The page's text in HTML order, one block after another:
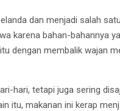
dan menjadi salah
karena bahan-bahannya
dengan membalik wajan
hari, tetapi juga sering
itu, makanan ini kerap